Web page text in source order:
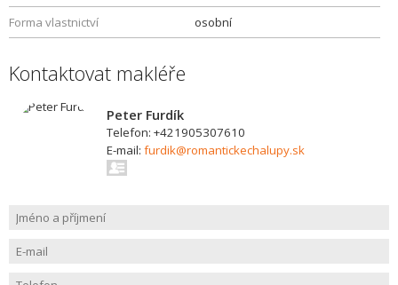
Forma vlastnictví
osobní
Kontaktovat makléře
Peter Furdík
Telefon: +421905307610
E-mail: furdik@romantickechalupy.sk